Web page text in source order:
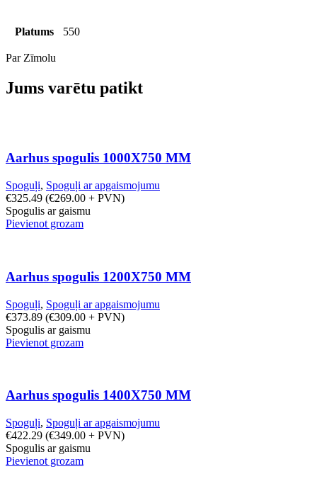
Platums 550
Par Zīmolu
Jums varētu patikt
Aarhus spogulis 1000X750 MM
Spoguļi, Spoguļi ar apgaismojumu
€325.49 (€269.00 + PVN)
Spogulis ar gaismu
Pievienot grozam
Aarhus spogulis 1200X750 MM
Spoguļi, Spoguļi ar apgaismojumu
€373.89 (€309.00 + PVN)
Spogulis ar gaismu
Pievienot grozam
Aarhus spogulis 1400X750 MM
Spoguļi, Spoguļi ar apgaismojumu
€422.29 (€349.00 + PVN)
Spogulis ar gaismu
Pievienot grozam